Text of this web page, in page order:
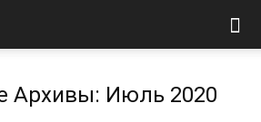
Архивы: Июль 2020